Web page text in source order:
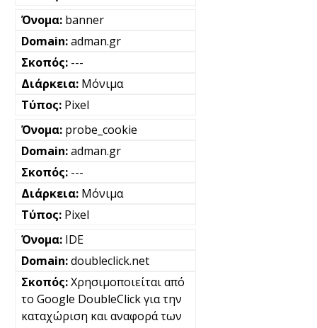
banner
adman.gr
---
Μόνιμα
Pixel
probe_cookie
adman.gr
---
Μόνιμα
Pixel
IDE
doubleclick.net
Χρησιμοποιείται από
το Google DoubleClick για την
καταχώριση και αναφορά των